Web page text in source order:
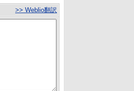
>> Weblio翻訳